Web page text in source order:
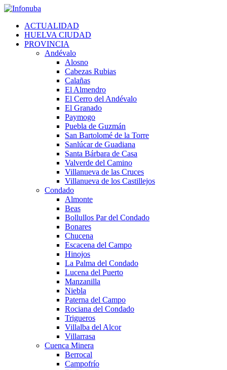
Skip
contentACTUALIDAD
HUELVA CIUDAD
PROVINCIA
Andévalo
Alosno
Cabezas Rubias
Calañas
El Almendro
El Cerro del Andévalo
El Granado
Paymogo
Puebla de Guzmán
San Bartolomé de la Torre
Sanlúcar de Guadiana
Santa Bárbara de Casa
Valverde del Camino
Villanueva de las Cruces
Villanueva de los Castillejos
Condado
Almonte
Beas
Bollullos Par del Condado
Bonares
Chucena
Escacena del Campo
Hinojos
La Palma del Condado
Lucena del Puerto
Manzanilla
Niebla
Paterna del Campo
Rociana del Condado
Trigueros
Villalba del Alcor
Villarrasa
Cuenca Minera
Berrocal
Campofrío